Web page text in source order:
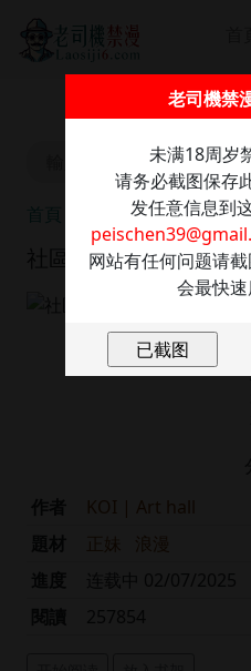
截圖保存此信息防走
首頁 社區重建協會
社區重建協會
KOI | Art hall
正妹
浪漫
老司機禁
未满18周岁
请务必截图保存
发任意信息到
网站有任何问题请
会最快速